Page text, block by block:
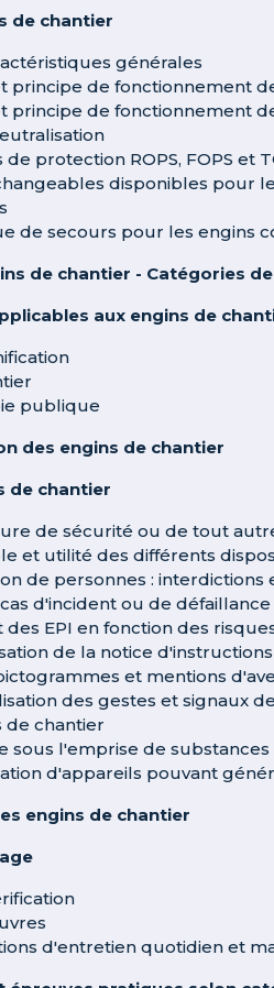
de chantier
générales
principe de fonctionnement
principe de fonctionnement
protection ROPS, FOPS et
disponibles pour
de secours pour les engins
de chantier - Catégories de
aux engins de
publique
des engins de chantier
de chantier
de sécurité ou de tout
et utilité des différents
de personnes : interdictions
d'incident ou de
EPI en fonction des
de la notice
et mentions
des gestes et signaux
de chantier
sous l'emprise de substances
d'appareils pouvant
engins de chantier
d'entretien quotidien et